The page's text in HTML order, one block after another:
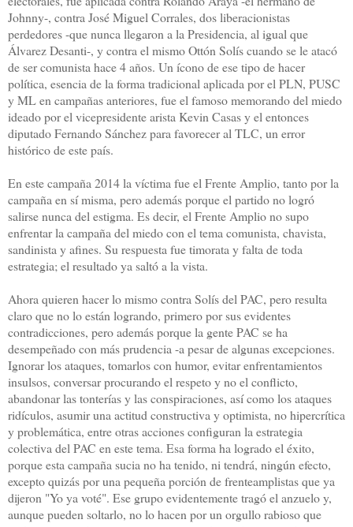
Johnny-, contra José Miguel Corrales, dos liberacionistas
perdedores -que nunca llegaron a la Presidencia, al igual que
Álvarez Desanti-, y contra el mismo Ottón Solís cuando se le atacó
de ser comunista hace 4 años. Un ícono de ese tipo de hacer
política, esencia de la forma tradicional aplicada por el PLN, PUSC
y ML en campañas anteriores, fue el famoso memorando del miedo
ideado por el vicepresidente arista Kevin Casas y el entonces
diputado Fernando Sánchez para favorecer al TLC, un error
histórico de este país.
En este campaña 2014 la víctima fue el Frente Amplio, tanto por la
campaña en sí misma, pero además porque el partido no logró
salirse nunca del estigma. Es decir, el Frente Amplio no supo
enfrentar la campaña del miedo con el tema comunista, chavista,
sandinista y afines. Su respuesta fue timorata y falta de toda
estrategia; el resultado ya saltó a la vista.
Ahora quieren hacer lo mismo contra Solís del PAC, pero resulta
claro que no lo están logrando, primero por sus evidentes
contradicciones, pero además porque la gente PAC se ha
desempeñado con más prudencia -a pesar de algunas excepciones.
Ignorar los ataques, tomarlos con humor, evitar enfrentamientos
insulsos, conversar procurando el respeto y no el conflicto,
abandonar las tonterías y las conspiraciones, así como los ataques
ridículos, asumir una actitud constructiva y optimista, no hipercrítica
y problemática, entre otras acciones configuran la estrategia
colectiva del PAC en este tema. Esa forma ha logrado el éxito,
porque esta campaña sucia no ha tenido, ni tendrá, ningún efecto,
excepto quizás por una pequeña porción de frenteamplistas que ya
dijeron "Yo ya voté". Ese grupo evidentemente tragó el anzuelo y,
aunque pueden soltarlo, no lo hacen por un orgullo rabioso que